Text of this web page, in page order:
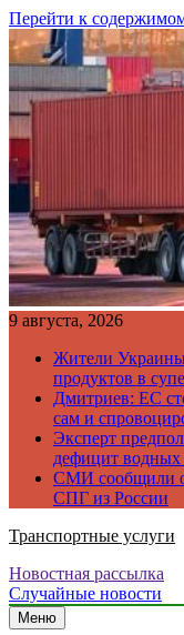
Перейти к
9 августа, 2026
Жители Украины
продуктов в
Дмитриев: ЕС
сам и
Эксперт
дефицит водных
СМИ сообщили
СПГ из России
Транспортные услуги
Новостная рассылка
Случайные новости
Меню